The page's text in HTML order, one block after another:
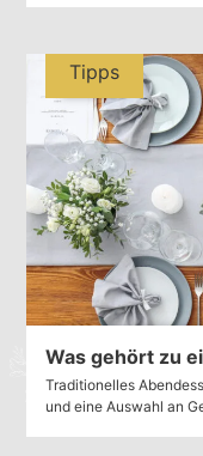
Was gehört zu
Traditionelles
und eine Auswahl an
Tipps